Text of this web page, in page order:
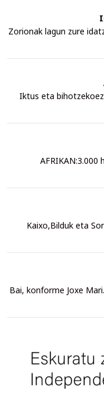
Zorionak lagun zure
Iktus eta
AFRIKAN:3.000
Kaixo,Bilduk eta
Bai, konforme Joxe